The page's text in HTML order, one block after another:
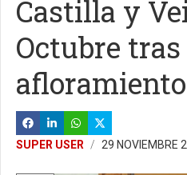
Castilla y
Octubre
SUPER USER 29 NOVIEMBRE